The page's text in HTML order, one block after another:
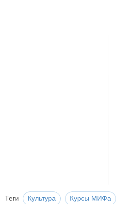
Теги Культура Курсы МИФа